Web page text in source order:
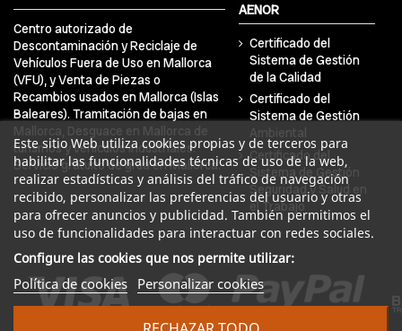
Este sitio Web utiliza cookies propias y de terceros para
habilitar las funcionalidades técnicas de uso de la web,
realizar estadísticas y análisis del tráfico de navegación
recibido, personalizar las preferencias del usuario y otras
para ofrecer anuncios y publicidad. También permitimos el
uso de funcionalidades para interactuar con redes sociales.
Configure las cookies que nos permite utilizar:
Política de cookies Personalizar cookies
Centro autorizado de
Descontaminación y Reciclaje de
Vehículos Fuera de Uso en Mallorca
(VFU), y Venta de Piezas o
Recambios usados en Mallorca (Islas
Baleares). Tramitación de bajas en
Mallorca, Desguace en Mallorca de
turismos y vehículos industriales.
Servicio gratuito de grúa en Mallorca.
AENOR
Certificado del
Sistema de Gestión
de la Calidad
Certificado del
Sistema de Gestión
Ambiental
Certificado del
Sistema de Gestión
Seguridad y Salud en
el Trabajo